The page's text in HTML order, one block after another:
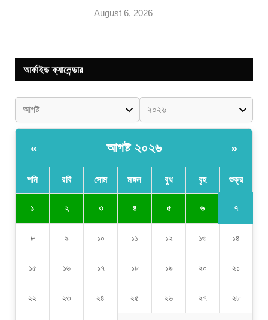
August 6, 2026
আর্কাইভ ক্যালেন্ডার
« আগষ্ট ২০২৬ »
শনি রবি সোম মঙ্গল বুধ বৃহ শুক্র
১ ২ ৩ ৪ ৫ ৬ ৭
৮ ৯ ১০ ১১ ১২ ১৩ ১৪
১৫ ১৬ ১৭ ১৮ ১৯ ২০ ২১
২২ ২৩ ২৪ ২৫ ২৬ ২৭ ২৮